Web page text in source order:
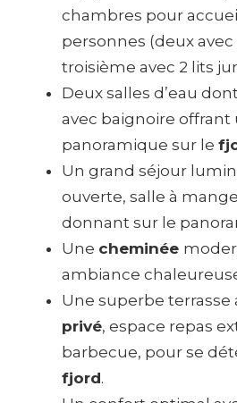
chambres pour
personnes (deux
troisième avec 2 lits
Deux salles d’eau
avec baignoire offrant
panoramique sur le
Un grand séjour
ouverte, salle à
donnant sur le
Une cheminée
ambiance
Une superbe terrasse
privé, espace repas
barbecue, pour se
fjord.